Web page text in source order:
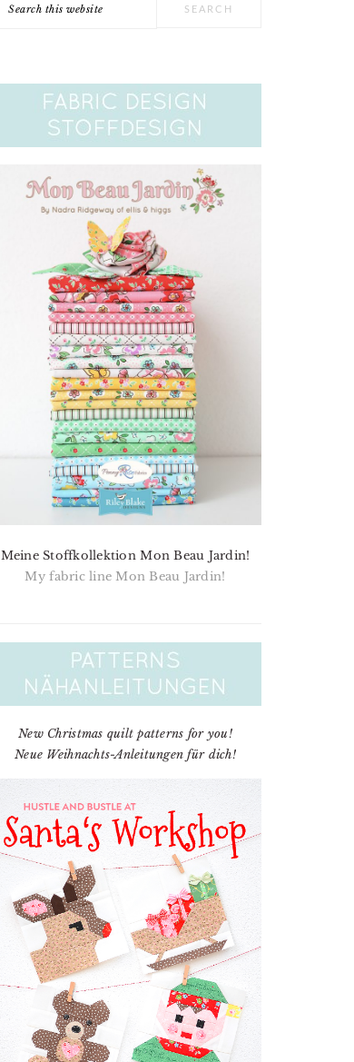
Meine Stoffkollektion Mon Beau Jardin!
My fabric line Mon Beau Jardin!
New Christmas quilt patterns for you!
Neue Weihnachts-Anleitungen für dich!